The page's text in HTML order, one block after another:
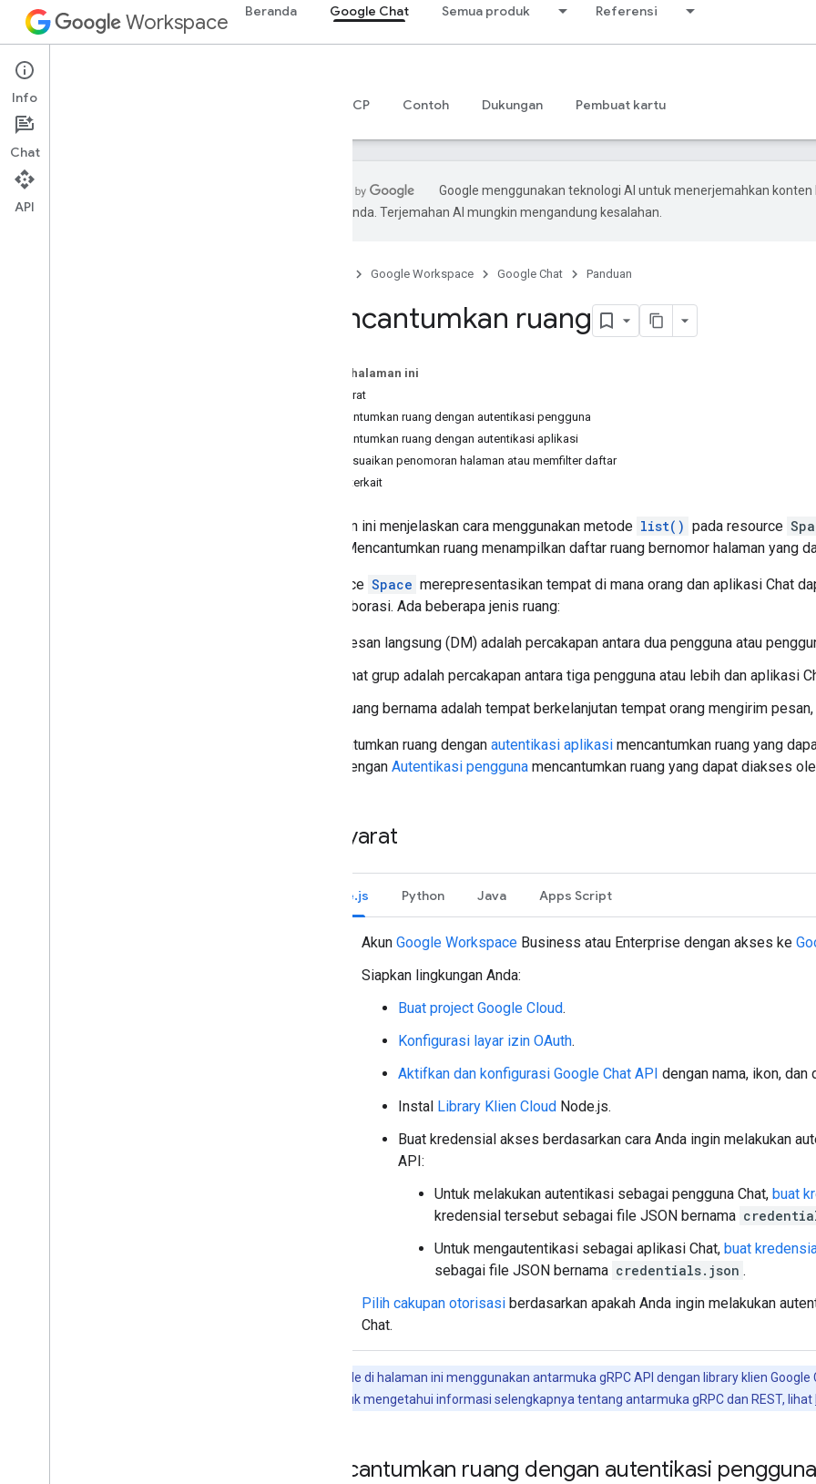
Workspace Beranda Google Chat Semua produk Referensi
Google Chat
Ringkasan Server MCP Contoh Dukungan Pembuat kartu
Google menggunakan teknologi AI untuk menerjemahkan konten
pilihan Anda. Terjemahan AI mungkin mengandung kesalahan.
Google Workspace Google Chat Panduan
Mencantumkan ruang
Pada halaman ini
Prasyarat
Mencantumkan ruang dengan autentikasi pengguna
Mencantumkan ruang dengan autentikasi aplikasi
Menyesuaikan penomoran halaman atau memfilter daftar
Topik terkait
Panduan ini menjelaskan cara menggunakan metode list() pada resource
ruang. Mencantumkan ruang menampilkan daftar ruang bernomor halaman yang
Resource Space merepresentasikan tempat di mana orang dan aplikasi Chat
berkolaborasi. Ada beberapa jenis ruang:
Pesan langsung (DM) adalah percakapan antara dua pengguna atau
Chat grup adalah percakapan antara tiga pengguna atau lebih dan aplikasi
Ruang bernama adalah tempat berkelanjutan tempat orang mengirim
Mencantumkan ruang dengan autentikasi aplikasi mencantumkan ruang yang
ruang dengan Autentikasi pengguna mencantumkan ruang yang dapat diakses
Prasyarat
Node.js Python Java Apps Script
Akun Google Workspace Business atau Enterprise dengan akses ke
Siapkan lingkungan Anda:
Buat project Google Cloud.
Konfigurasi layar izin OAuth.
Aktifkan dan konfigurasi Google Chat API dengan nama, ikon,
Instal Library Klien Cloud Node.js.
Buat kredensial akses berdasarkan cara Anda ingin melakukan
API:
Untuk melakukan autentikasi sebagai pengguna Chat, buat
kredensial tersebut sebagai file JSON bernama
Untuk mengautentikasi sebagai aplikasi Chat, buat
sebagai file JSON bernama credentials.json .
Pilih cakupan otorisasi berdasarkan apakah Anda ingin melakukan
Chat.
Contoh kode di halaman ini menggunakan antarmuka gRPC API dengan library klien
REST API. Untuk mengetahui informasi selengkapnya tentang antarmuka gRPC dan REST, lihat
Mencantumkan ruang dengan autentikasi pengguna
Info
Chat
API